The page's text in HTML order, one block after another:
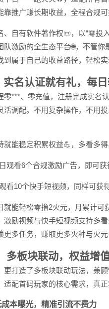
推广赚长期收益，全程合规可
自有软件著作权📜，以“零投
队激励的全生态平台🌐，不管
属于自己的收益路径，轻松实
实名认证就有礼，每
零***、零充值，注册完成实名
活调配。不用复杂操作，不用
能稳定积累权益💪，多看多
观看6个合规激励广告，即可获
看10个快手短视频，同样可获
就能轻松零撸2火元，月累计
激励视频与快手短视频支持多
多任务，赚取更多火种与火元
多板块联动，权益增
更打造了多板块联动玩法，兼
配首码玩家的核心需求，真正
成本曝光，精准引流不费力